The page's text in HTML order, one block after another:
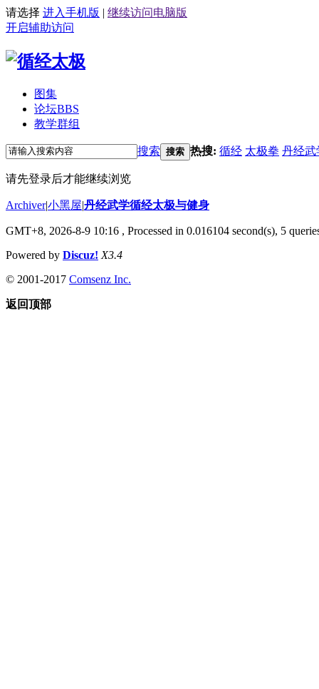
请选择 进入手机版 | 继续访问电脑版
开启辅助访问
图集
论坛BBS
教学群组
搜索 搜索 热搜: 循经 太极拳 丹经武
请先登录后才能继续浏览
Archiver|小黑屋|丹经武学循经太极与健身
GMT+8, 2026-8-9 10:16 , Processed in 0.016104 second(s), 5
Powered by Discuz! X3.4
© 2001-2017 Comsenz Inc.
返回顶部